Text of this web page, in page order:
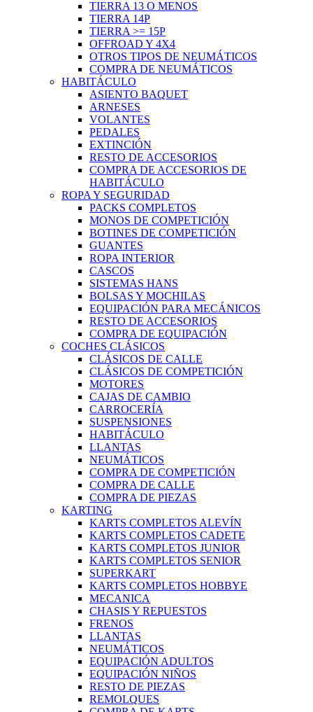
TIERRA 13 O MENOS
TIERRA 14P
TIERRA >= 15P
OFFROAD Y 4X4
OTROS TIPOS DE NEUMÁTICOS
COMPRA DE NEUMÁTICOS
HABITÁCULO
ASIENTO BAQUET
ARNESES
VOLANTES
PEDALES
EXTINCIÓN
RESTO DE ACCESORIOS
COMPRA DE ACCESORIOS DE
HABITÁCULO
ROPA Y SEGURIDAD
PACKS COMPLETOS
MONOS DE COMPETICIÓN
BOTINES DE COMPETICIÓN
GUANTES
ROPA INTERIOR
CASCOS
SISTEMAS HANS
BOLSAS Y MOCHILAS
EQUIPACIÓN PARA MECÁNICOS
RESTO DE ACCESORIOS
COMPRA DE EQUIPACIÓN
COCHES CLÁSICOS
CLÁSICOS DE CALLE
CLÁSICOS DE COMPETICIÓN
MOTORES
CAJAS DE CAMBIO
CARROCERÍA
SUSPENSIONES
HABITÁCULO
LLANTAS
NEUMÁTICOS
COMPRA DE COMPETICIÓN
COMPRA DE CALLE
COMPRA DE PIEZAS
KARTING
KARTS COMPLETOS ALEVÍN
KARTS COMPLETOS CADETE
KARTS COMPLETOS JUNIOR
KARTS COMPLETOS SENIOR
SUPERKART
KARTS COMPLETOS HOBBYE
MECANICA
CHASIS Y REPUESTOS
FRENOS
LLANTAS
NEUMÁTICOS
EQUIPACIÓN ADULTOS
EQUIPACIÓN NIÑOS
RESTO DE PIEZAS
REMOLQUES